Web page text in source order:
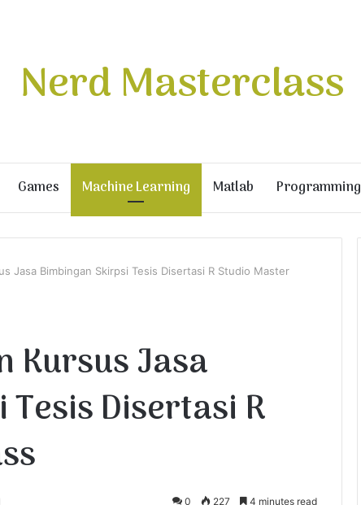
Nerd Masterclass
Games Machine Learning Matlab Programming
Jasa Bimbingan Skirpsi Tesis Disertasi R Studio Master
Kursus Jasa
Disertasi R
0 227 4 minutes read